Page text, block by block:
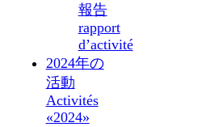
報告
rapport
d’activité
2024年の
活動
Activités
«2024»